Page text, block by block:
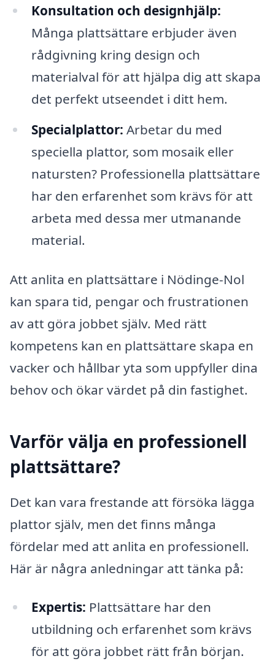
Konsultation och designhjälp:
Många plattsättare erbjuder även
rådgivning kring design och
materialval för att hjälpa dig att skapa
det perfekt utseendet i ditt hem.
Specialplattor: Arbetar du med
speciella plattor, som mosaik eller
natursten? Professionella plattsättare
har den erfarenhet som krävs för att
arbeta med dessa mer utmanande
material.
Att anlita en plattsättare i Nödinge-Nol
kan spara tid, pengar och frustrationen
av att göra jobbet själv. Med rätt
kompetens kan en plattsättare skapa en
vacker och hållbar yta som uppfyller dina
behov och ökar värdet på din fastighet.
Varför välja en professionell
plattsättare?
Det kan vara frestande att försöka lägga
plattor själv, men det finns många
fördelar med att anlita en professionell.
Här är några anledningar att tänka på:
Expertis: Plattsättare har den
utbildning och erfarenhet som krävs
för att göra jobbet rätt från början.